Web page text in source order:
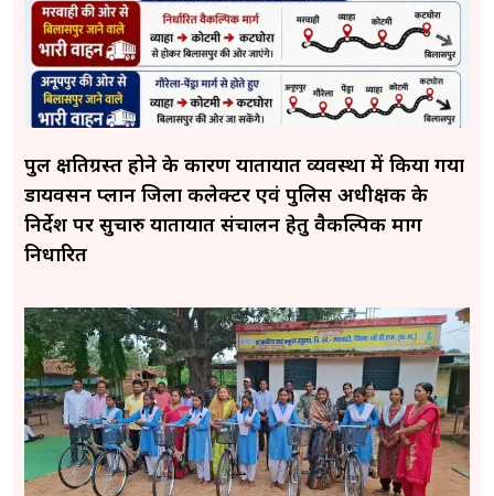
पुल क्षतिग्रस्त होने के कारण यातायात व्यवस्था में किया गया
डायवर्सन प्लान जिला कलेक्टर एवं पुलिस अधीक्षक के
निर्देश पर सुचारु यातायात संचालन हेतु वैकल्पिक मार्ग
निर्धारित